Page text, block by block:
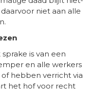
niet aan alle
is van een
en alle werkers
hebben verricht via
het hof voor recht